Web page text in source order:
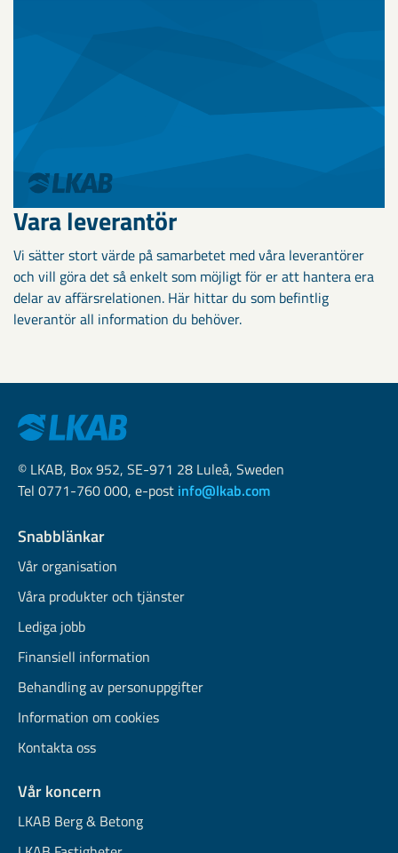
Vara leverantör
Vi sätter stort värde på samarbetet med våra leverantörer
och vill göra det så enkelt som möjligt för er att hantera era
delar av affärsrelationen. Här hittar du som befintlig
leverantör all information du behöver.
© LKAB, Box 952, SE-971 28 Luleå, Sweden
Tel 0771-760 000, e-post info@lkab.com
Snabblänkar
Vår organisation
Våra produkter och tjänster
Lediga jobb
Finansiell information
Behandling av personuppgifter
Information om cookies
Kontakta oss
Vår koncern
LKAB Berg & Betong